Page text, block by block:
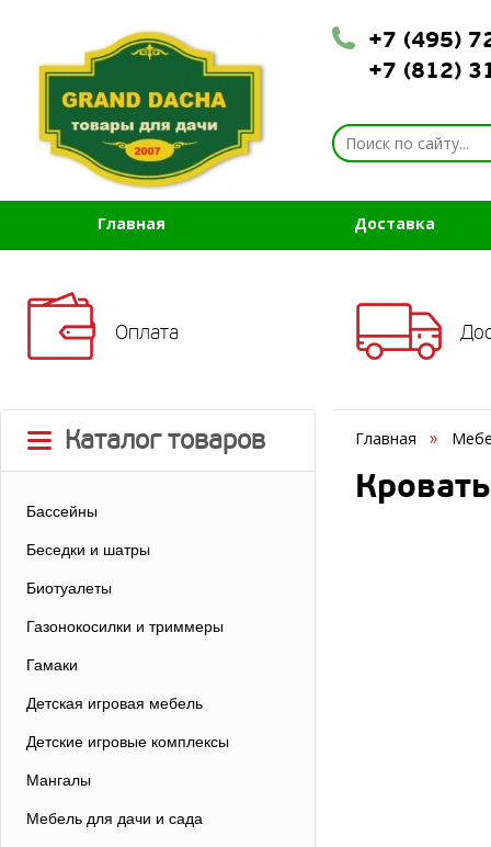
+7 (495)
+7 (812)
Главная Доставка
Оплата
Каталог товаров
Бассейны
Беседки и шатры
Биотуалеты
Газонокосилки и триммеры
Гамаки
Детская игровая мебель
Детские игровые комплексы
Мангалы
Мебель для дачи и сада
Главная